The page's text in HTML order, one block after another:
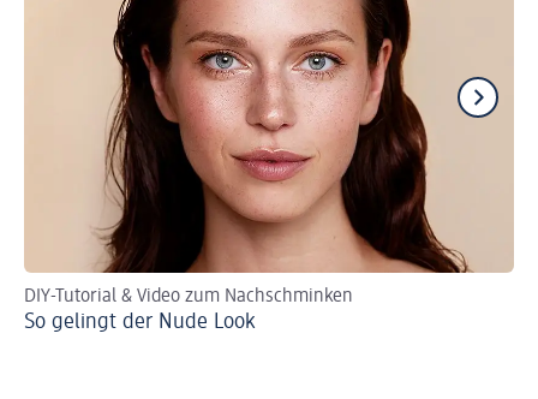
DIY-Tutorial & Video zum Nachschminken
So gelingt der Nude Look